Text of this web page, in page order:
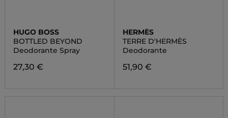
HUGO BOSS
BOTTLED BEYOND
Deodorante Spray
27,30 €
HERMÈS
TERRE D'HERMÈS
Deodorante
51,90 €